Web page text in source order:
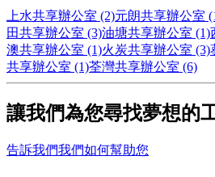
上水共享辦公室 (2)元朗共享辦公室
田共享辦公室 (3)油塘共享辦公室 (1)
澳共享辦公室 (1)火炭共享辦公室 (3)
共享辦公室 (1)荃灣共享辦公室 (6)
讓我們為您尋找夢想的
告訴我們我們如何幫助您